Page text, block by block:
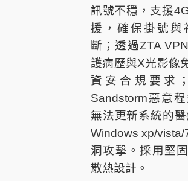
訊號不穩，支援
援，確保掛號與
斷；透過ZTA
護病歷與X光影像
資安合規要求
Sandstorm惡意
無法更新系統的
Windows xp/vista/
洞攻擊。採用堅
散熱設計。